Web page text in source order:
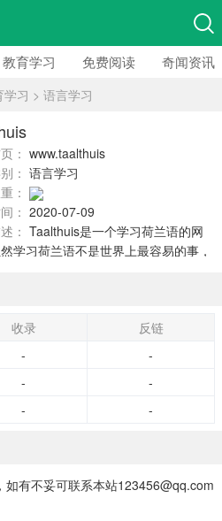
教育学习 免费阅读 奇闻资讯
学习 > 语言学习
： www.taalthuis.com
： 语言学习
：
： 2020-07-09
： Taalthuis是一个学习荷兰语的网
学习荷兰语不是世界上最容易的事，
网站会员后，便能获得更多的额外练习
收录
反链
-
-
-
-
- -
有不妥可联系本站123456@qq.com